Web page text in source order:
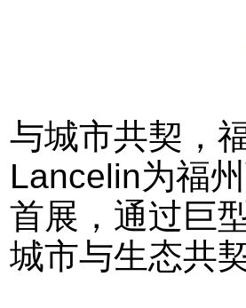
与城市共契，
Lancelin为福
首展，通过巨
城市与生态共契